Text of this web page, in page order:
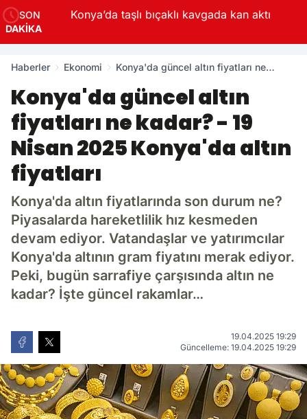
SON
DAKİKA
Konya’da taşlı bıçaklı kavgada kan aktı
Haberler Ekonomi
Konya'da güncel altın fiyatları ne
fiyatları
Konya'da güncel altın
fiyatları ne kadar? - 19
Nisan 2025 Konya'da altın
fiyatları
Konya'da altın fiyatlarında son durum ne?
Piyasalarda hareketlilik hız kesmeden
devam ediyor. Vatandaşlar ve yatırımcılar
Konya'da altının gram fiyatını merak ediyor.
Peki, bugün sarrafiye çarşısında altın ne
kadar? İşte güncel rakamlar…
19.04.2025 19:29
Güncelleme: 19.04.2025 19:29